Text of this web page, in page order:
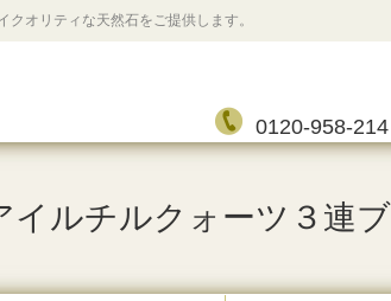
オリティな天然石をご提供します。
0120-958-214
ルチルクォーツ３連